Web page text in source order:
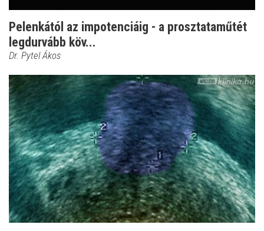
Pelenkától az impotenciáig - a prosztataműtét
legdurvább köv...
Dr. Pytel Ákos